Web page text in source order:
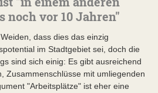
noch vor 10 Jahren"
dass dies das einzig
im Stadtgebiet sei, doch die
sind sich einig: Es gibt ausreichend
Zusammenschlüsse mit umliegenden
"Arbeitsplätze" ist eher eine